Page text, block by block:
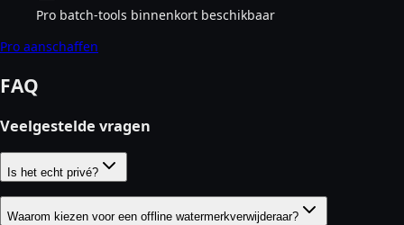
Pro batch-tools binnenkort beschikbaar
Pro aanschaffen
FAQ
Veelgestelde vragen
Is het echt privé?
Waarom kiezen voor een offline watermerkverwijderaar?